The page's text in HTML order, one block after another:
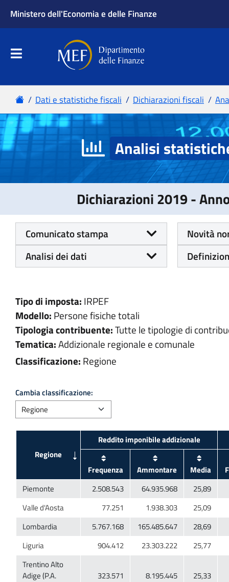
Analisi
Dichiarazioni 2019 -
Comunicato stampa
Novità
Analisi dei dati
Tipo di imposta: IRPEF
Modello: Persone fisiche totali
Tipologia contribuente:Tutte le tipologie di
Tematica:Addizionale regionale e comunale
Classificazione: Regione
Cambia classificazione:
Trentino Alto
Adige (P.A.